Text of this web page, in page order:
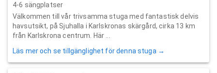
4-6 sängplatser
Välkommen till vår trivsamma stuga med fantastisk delvis
havsutsikt, på Sjuhalla i Karlskronas skärgård, cirka 13 km
från Karlskrona centrum. Här ...
Läs mer och se tillgänglighet för denna stuga →